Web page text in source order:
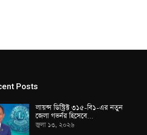
Posts
লায়ন্স ডিস্ট্রিক্ট ৩১৫-বি১-এর নতুন
জেলা গভর্নর হিসেবে…
জুলা ১৩, ২০২৬